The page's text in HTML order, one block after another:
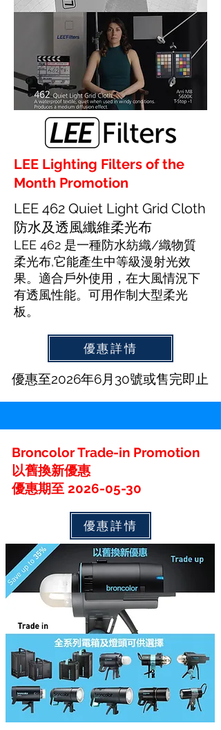
LEE Lighting Filters of the
Month Promotion
LEE 462 Quiet Light Grid Cloth
防水及透風纖維柔光布
LEE 462 是一種防水紡織/織物質
柔光布,它能產生中等級漫射光效
果。適合戶外使用，在大風情況下
有透風性能。可用作制大型柔光
板。
優惠詳情
優惠至2026年6月30號或售完即止
Broncolor Trade-in Promotion
以舊換新優惠
優惠期至 2026-05-30
優惠詳情